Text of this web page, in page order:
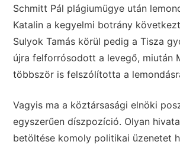
Schmitt Pál plágiumügye után
Katalin a kegyelmi botrány
Sulyok Tamás körül pedig a Tisza
újra felforrósodott a levegő, miután
többször is felszólította a
Vagyis ma a köztársasági elnöki
egyszerűen díszpozíció. Olyan
betöltése komoly politikai üzenetet